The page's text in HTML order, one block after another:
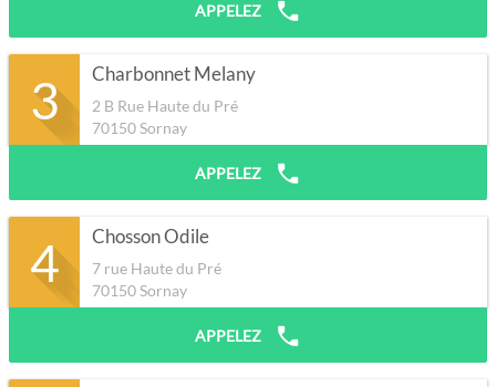
APPELEZ
3 Charbonnet Melany
2 B Rue Haute du Pré
70150Sornay
APPELEZ
4 Chosson Odile
7 rue Haute du Pré
70150Sornay
APPELEZ